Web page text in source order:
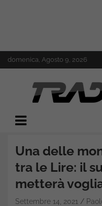
Skip
to
domenica, Agosto 9, 2026
Trading.it
Una delle
tra le Lire: il
metterà
Settembre 14, 2021